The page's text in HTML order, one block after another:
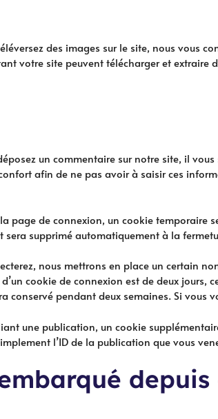
des images sur le site, nous vous
votre site peuvent télécharger et
un commentaire sur notre site, il
afin de ne pas avoir à saisir ces
page de connexion, un cookie
sera supprimé automatiquement à la
nous mettrons en place un certain
cookie de connexion est de deux
conservé pendant deux semaines. Si
une publication, un cookie
l’ID de la publication que vous
depuis